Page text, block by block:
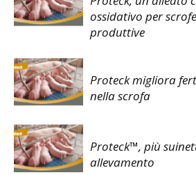
ossidativo per
produttive
Proteck migliora
nella scrofa
Proteck™, più
allevamento